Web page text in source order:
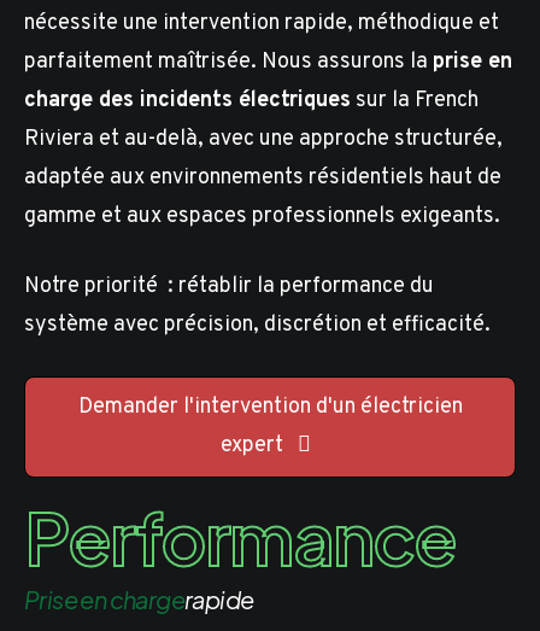
nécessite une intervention rapide, méthodique et
parfaitement maîtrisée. Nous assurons la prise en
charge des incidents électriques sur la French
Riviera et au-delà, avec une approche structurée,
adaptée aux environnements résidentiels haut de
gamme et aux espaces professionnels exigeants.
Notre priorité : rétablir la performance du
système avec précision, discrétion et efficacité.
Demander l'intervention d'un électricien
expert
Performance
Prise en chargerapide